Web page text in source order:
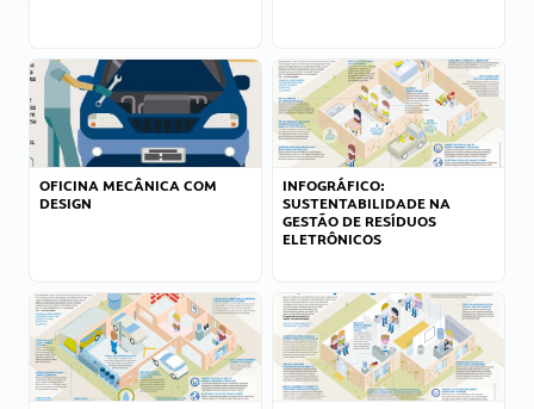
OFICINA MECÂNICA COM
DESIGN
INFOGRÁFICO:
SUSTENTABILIDADE NA
GESTÃO DE RESÍDUOS
ELETRÔNICOS